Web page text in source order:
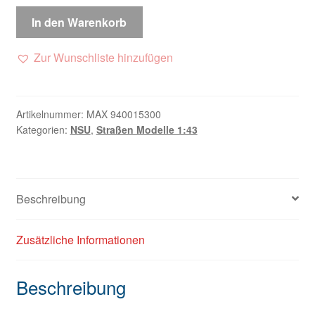
In den Warenkorb
Zur Wunschliste hinzufügen
Artikelnummer: MAX 940015300
Kategorien: NSU, Straßen Modelle 1:43
Beschreibung
Zusätzliche Informationen
Beschreibung